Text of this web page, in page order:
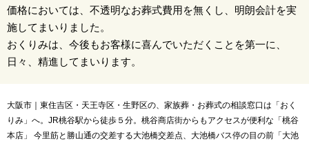
価格においては、不透明なお葬式費用を無くし、明朗会計を実
施してまいりました。
おくりみは、今後もお客様に喜んでいただくことを第一に、
日々、精進してまいります。
大阪市｜東住吉区・天王寺区・生野区の、家族葬・お葬式の相談窓口は「おく
りみ」へ。JR桃谷駅から徒歩５分。桃谷商店街からもアクセスが便利な「桃谷
本店」 今里筋と勝山通の交差する大池橋交差点、大池橋バス停の目の前「大池